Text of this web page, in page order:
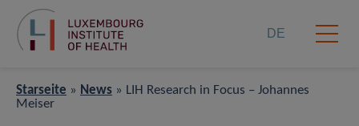
DE
Starseite » News » LIH Research in Focus – Johannes
Meiser